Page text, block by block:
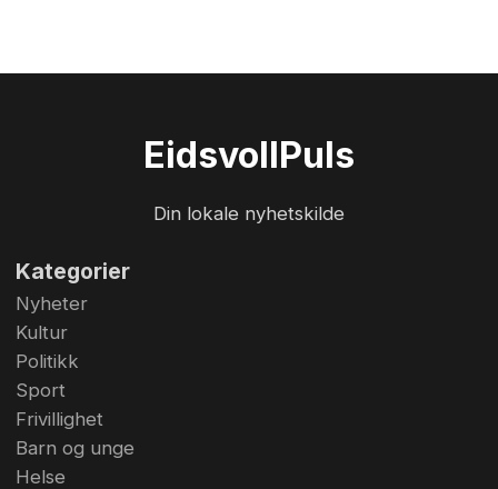
EidsvollPuls
Din lokale nyhetskilde
Kategorier
Nyheter
Kultur
Politikk
Sport
Frivillighet
Barn og unge
Helse